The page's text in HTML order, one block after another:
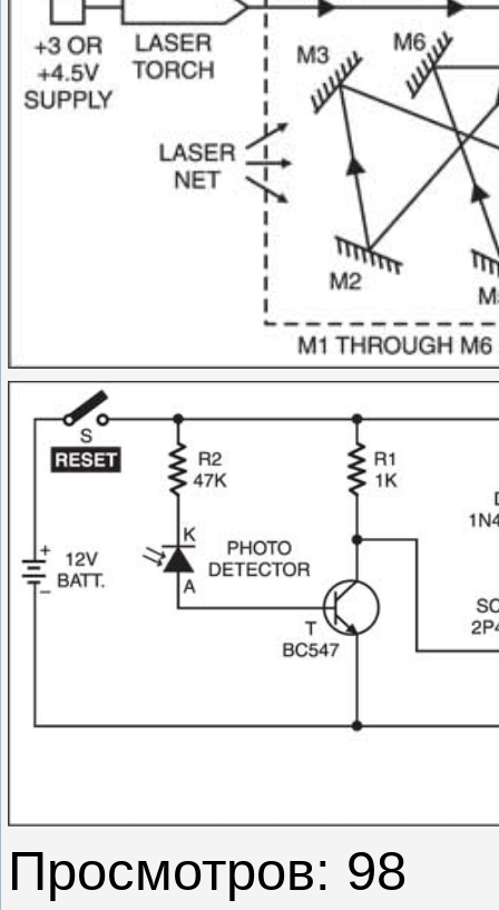
Просмотров: 98